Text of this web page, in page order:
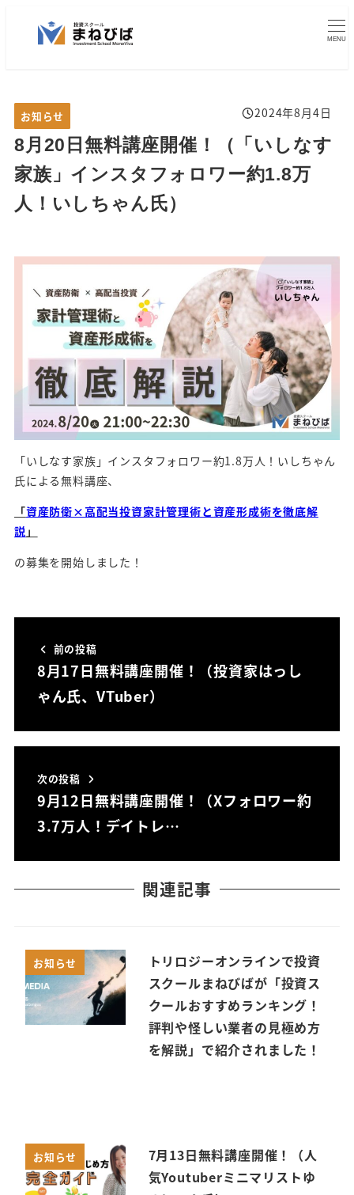
ン
テ
ン
ツ
移
MENU
8月20日無料講座開催！（「いしなす
家族」インスタフォロワー約1.8万
人！いしちゃん氏）
投稿日
2024年8月4日
カテゴリー
お知らせ
「いしなす家族」インスタフォロワー約1.8万人！いしちゃん
氏による無料講座、
「資産防衛×高配当投資家計管理術と資産形成術を徹底解
説 」
の募集を開始しました！
前の投稿
8月17日無料講座開催！（投資家はっし
ゃん氏、VTuber）
次の投稿
9月12日無料講座開催！（Xフォロワー約
3.7万人！デイトレ…
関連記事
お知らせ
トリロジーオンラインで投資
スクールまねびばが「投資ス
クールおすすめランキング！
評判や怪しい業者の見極め方
を解説」で紹介されました！
2025年1月29日
お知らせ
7月13日無料講座開催！（人
気Youtuberミニマリストゆ
2024年6月8日
2024年11月18日
2024年7月24日